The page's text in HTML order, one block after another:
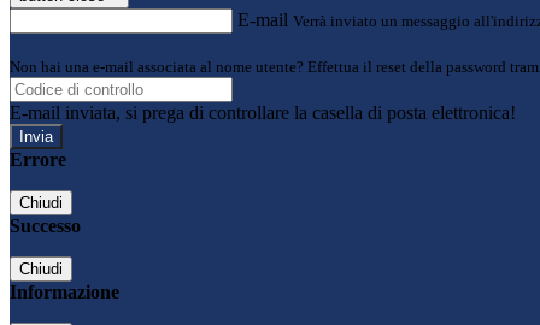
E-mail Verrà inviato un messaggio
Non hai una e-mail associata al nome utente? Effettua il reset della password
E-mail inviata, si prega di controllare la casella di posta elettronica!
Errore
Chiudi
Successo
Chiudi
Informazione